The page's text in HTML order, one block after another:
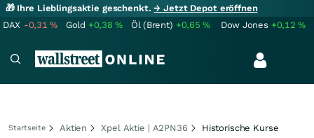
🎁 Ihre Lieblingsaktie geschenkt.→ Jetzt Depot eröffnen
DAX -0,31% Gold +0,38% Öl (Brent) +0,65% Dow Jones +0,12%
Startseite Aktien Xpel Aktie | A2PN36 Historische Kurse